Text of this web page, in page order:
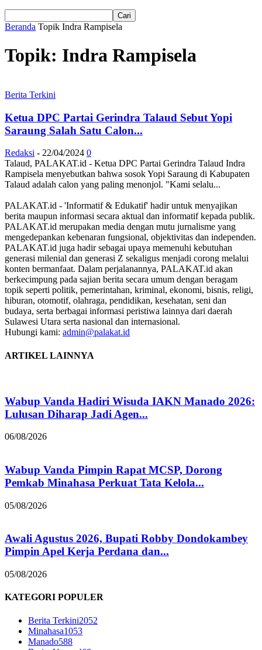
Beranda Topik Indra Rampisela
Topik: Indra Rampisela
Berita Terkini
Ketua DPC Partai Gerindra Talaud Sebut Yopi
Saraung Salah Satu Calon...
Redaksi - 22/04/2024 0
Talaud, PALAKAT.id - Ketua DPC Partai Gerindra Talaud Indra
Rampisela menyebutkan bahwa sosok Yopi Saraung di Kabupaten
Talaud adalah calon yang paling menonjol. "Kami selalu...
PALAKAT.id - 'Informatif & Edukatif' hadir untuk menyajikan
berita maupun informasi secara aktual dan informatif kepada publik.
PALAKAT.id merupakan media dengan mutu jurnalisme yang
mengedepankan kebenaran fungsional, objektivitas dan independen.
PALAKAT.id juga hadir sebagai upaya memenuhi kebutuhan
generasi milenial dan generasi Z sekaligus menjadi corong melalui
konten bermanfaat. Dalam perjalanannya, PALAKAT.id akan
berkecimpung pada sajian berita secara umum dengan beragam
topik seperti politik, pemerintahan, kriminal, ekonomi, bisnis, religi,
hiburan, otomotif, olahraga, pendidikan, kesehatan, seni dan
budaya, serta berbagai informasi peristiwa lainnya dari daerah
Sulawesi Utara serta nasional dan internasional.
Hubungi kami: admin@palakat.id
ARTIKEL LAINNYA
Wabup Vanda Hadiri Wisuda IAKN Manado 2026:
Lulusan Diharap Jadi Agen...
06/08/2026
Wabup Vanda Pimpin Rapat MCSP, Dorong
Pemkab Minahasa Perkuat Tata Kelola...
05/08/2026
Awali Agustus 2026, Bupati Robby Dondokambey
Pimpin Apel Kerja Perdana dan...
05/08/2026
KATEGORI POPULER
Berita Terkini2052
Minahasa1053
Manado588